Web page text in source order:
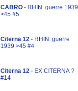
CABRO - RHIN: guerre 1939
>45 #5
Citerna 12 - RHIN: guerre
1939 >45 #4
Citerna 12 - EX CITERNA ?
#14